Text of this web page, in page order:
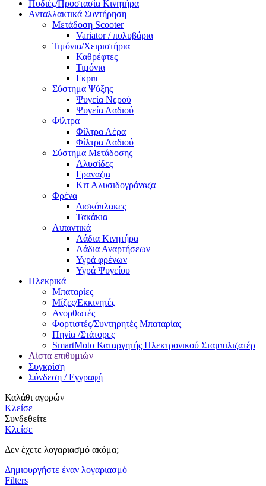
Ποδιές/Προστασία Κινητήρα
Ανταλλακτικά Συντήρηση
Μετάδοση Scooter
Variator / πολυβάρια
Τιμόνια/Χειριστήρια
Καθρέφτες
Τιμόνια
Γκριπ
Σύστημα Ψύξης
Ψυγεία Νερού
Ψυγεία Λαδιού
Φίλτρα
Φίλτρα Αέρα
Φίλτρα Λαδιού
Σύστημα Μετάδοσης
Αλυσίδες
Γραναζια
Κιτ Αλυσιδογράναζα
Φρένα
Δισκόπλακες
Τακάκια
Λιπαντικά
Λάδια Κινητήρα
Λάδια Αναρτήσεων
Υγρά φρένων
Υγρά Ψυγείου
Ηλεκρικά
Μπαταρίες
Μίζες/Εκκινητές
Ανορθωτές
Φορτιστές/Συντηρητές Μπαταρίας
Πηνία /Στάτορες
SmartMoto Καταργητής Ηλεκτρονικού Σταμπιλιζατέρ
Λίστα επιθυμιών
Συγκρίση
Σύνδεση / Εγγραφή
Καλάθι αγορών
Κλείσε
Συνδεθείτε
Κλείσε
Δεν έχετε λογαριασμό ακόμα;
Δημιουργήστε έναν λογαριασμό
Filters